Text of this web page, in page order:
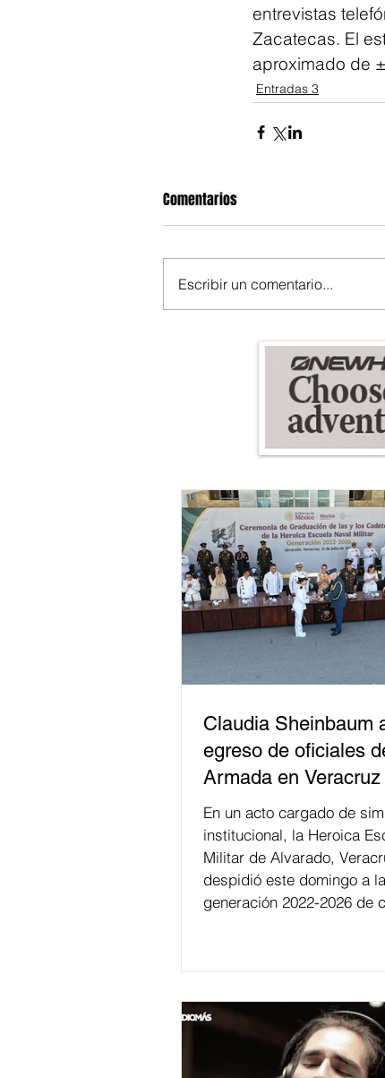
entrevistas
Zacatecas. El
aproximado de
Entradas 3
Comentarios
Escribir un comentario...
Claudia Sheinbaum
egreso de oficiales
Armada en Veracruz
En un acto cargado de
institucional, la Heroica
Militar de Alvarado,
despidió este domingo a la
generación 2022-2026 de